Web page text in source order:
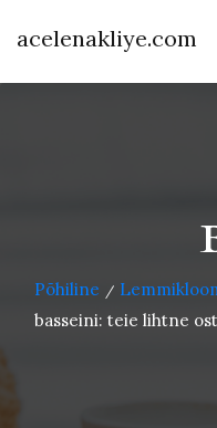
acelenakliye.com
Põhiline /
basseini: teie lihtne